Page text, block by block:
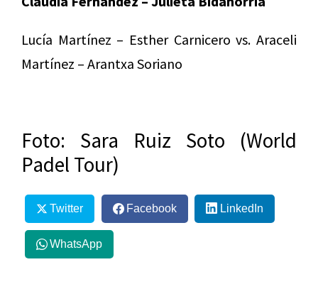
Lucía Martínez – Esther Carnicero vs. Araceli
Martínez – Arantxa Soriano
Foto: Sara Ruiz Soto (World
Padel Tour)
Twitter Facebook LinkedIn
WhatsApp